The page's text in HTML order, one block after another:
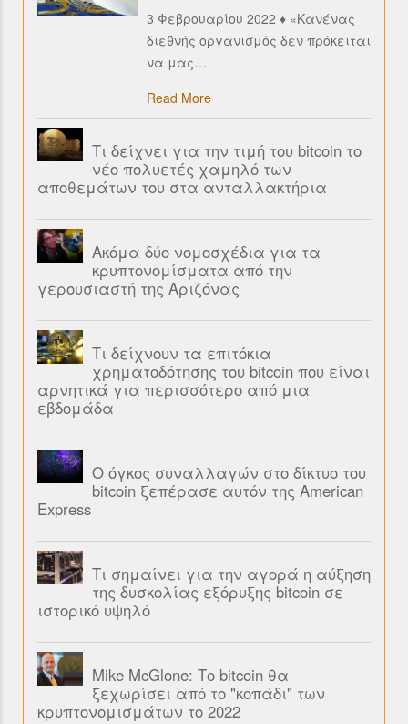
3 Φεβρουαρίου 2022 ♦ «Κανένας
διεθνής οργανισμός δεν πρόκειται
να μας…
Read More
Τι δείχνει για την τιμή του bitcoin το
νέο πολυετές χαμηλό των
αποθεμάτων του στα ανταλλακτήρια
Ακόμα δύο νομοσχέδια για τα
κρυπτονομίσματα από την
γερουσιαστή της Αριζόνας
Τι δείχνουν τα επιτόκια
χρηματοδότησης του bitcoin που είναι
αρνητικά για περισσότερο από μια
εβδομάδα
Ο όγκος συναλλαγών στο δίκτυο του
bitcoin ξεπέρασε αυτόν της American
Express
Τι σημαίνει για την αγορά η αύξηση
της δυσκολίας εξόρυξης bitcoin σε
ιστορικό υψηλό
Mike McGlone: Το bitcoin θα
ξεχωρίσει από το "κοπάδι" των
κρυπτονομισμάτων το 2022